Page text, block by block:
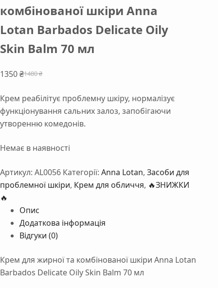
комбінованої шкіри Anna
Lotan Barbados Delicate Oily
Skin Balm 70 мл
1480₴
Оригінальна
1480 ₴.
1350₴
Поточна
1350 ₴.
Крем реабілітує проблемну шкіру, нормалізує
функціонування сальних залоз, запобігаючи
утворенню комедонів.
Немає в наявності
Артикул: AL0056 Категорії: Anna Lotan, Засоби для
проблемної шкіри, Крем для обличчя, 🔥ЗНИЖКИ
🔥
Опис
Додаткова інформація
Відгуки (0)
Крем для жирної та комбінованої шкіри Anna Lotan
Barbados Delicate Oily Skin Balm 70 мл